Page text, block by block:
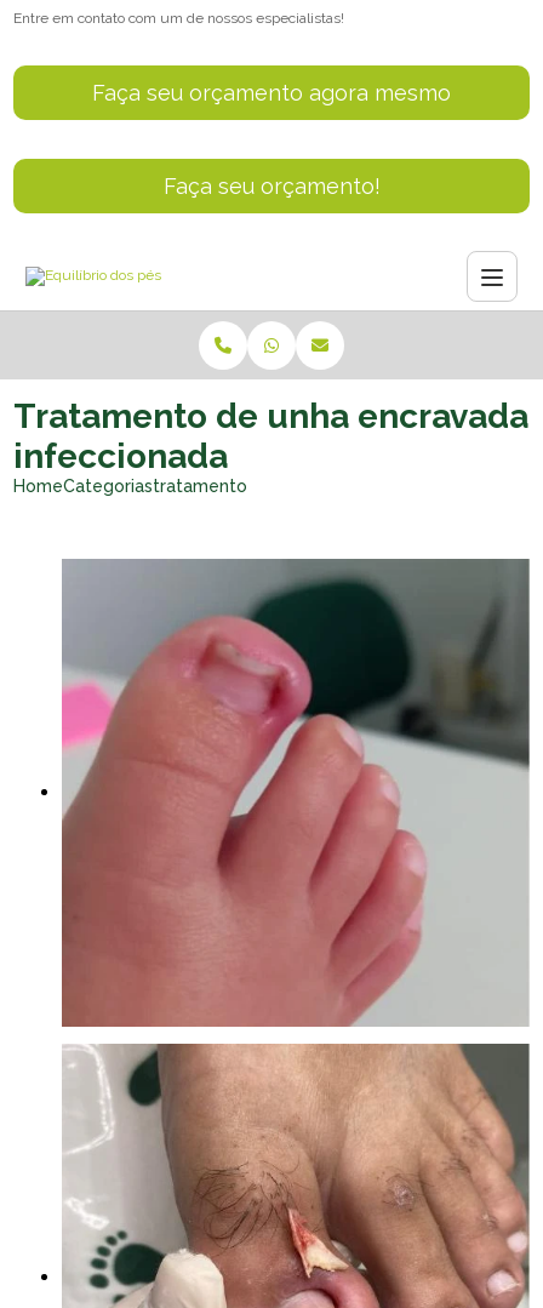
Entre em contato com um de nossos especialistas!
Faça seu orçamento agora mesmo
Faça seu orçamento!
HomeCategoriastratamento unha encravada infeccionada
Tratamento de unha encravada
infeccionada